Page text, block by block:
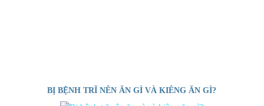
BỊ BỆNH TRĨ NÊN ĂN GÌ VÀ KIÊNG ĂN GÌ?